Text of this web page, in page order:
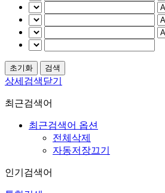
상세검색닫기
최근검색어
최근검색어 옵션
전체삭제
자동저장끄기
인기검색어